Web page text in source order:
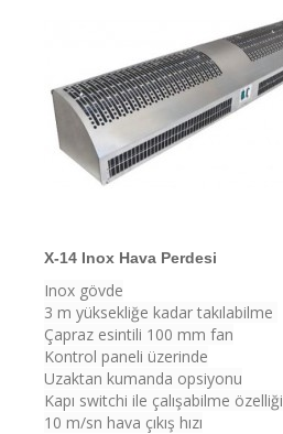
X-14 Inox Hava Perdesi
Inox gövde
3 m yüksekliğe kadar takılabilme
Çapraz esintili 100 mm fan
Kontrol paneli üzerinde
Uzaktan kumanda opsiyonu
Kapı switchi ile çalışabilme özelliği
10 m/sn hava çıkış hızı